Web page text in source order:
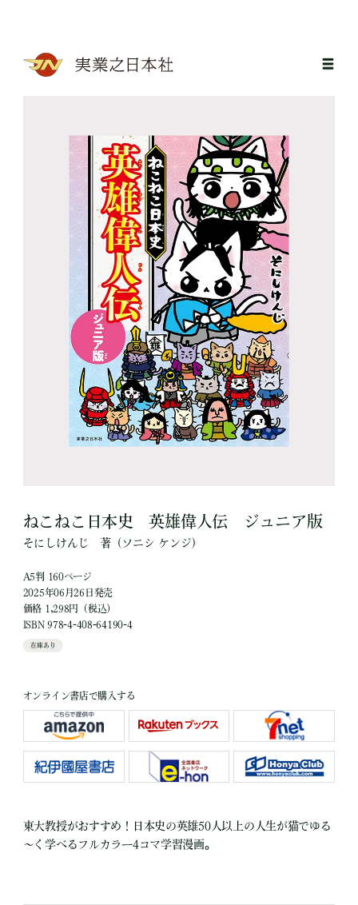
ねこねこ日本史 英雄偉人伝 ジュニア版
そにしけんじ 著（ソニシ ケンジ）
A5判 160ページ
2025年06月26日発売
価格 1,298円（税込）
ISBN 978-4-408-64190-4
在庫あり
オンライン書店で購入する
東大教授がおすすめ！日本史の英雄50人以上の人生が猫でゆる
～く学べるフルカラー4コマ学習漫画。